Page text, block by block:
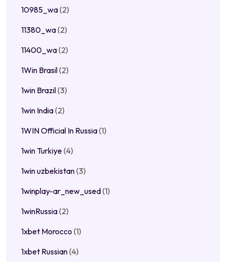
10985_wa(2)
11380_wa(2)
11400_wa(2)
1Win Brasil(2)
1win Brazil(3)
1win India(2)
1WIN Official In Russia(1)
1win Turkiye(4)
1win uzbekistan(3)
1winplay-ar_new_used(1)
1winRussia(2)
1xbet Morocco (1)
1xbet Russian(4)